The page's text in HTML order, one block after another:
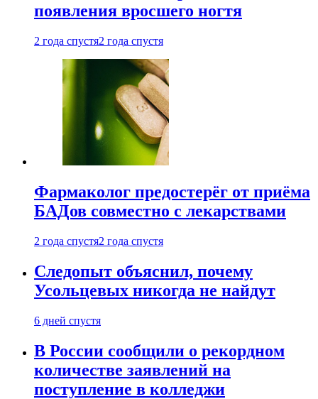
появления вросшего ногтя
2 года спустя2 года спустя
Фармаколог предостерёг от приёма
БАДов совместно с лекарствами
2 года спустя2 года спустя
Следопыт объяснил, почему
Усольцевых никогда не найдут
6 дней спустя
В России сообщили о рекордном
количестве заявлений на
поступление в колледжи